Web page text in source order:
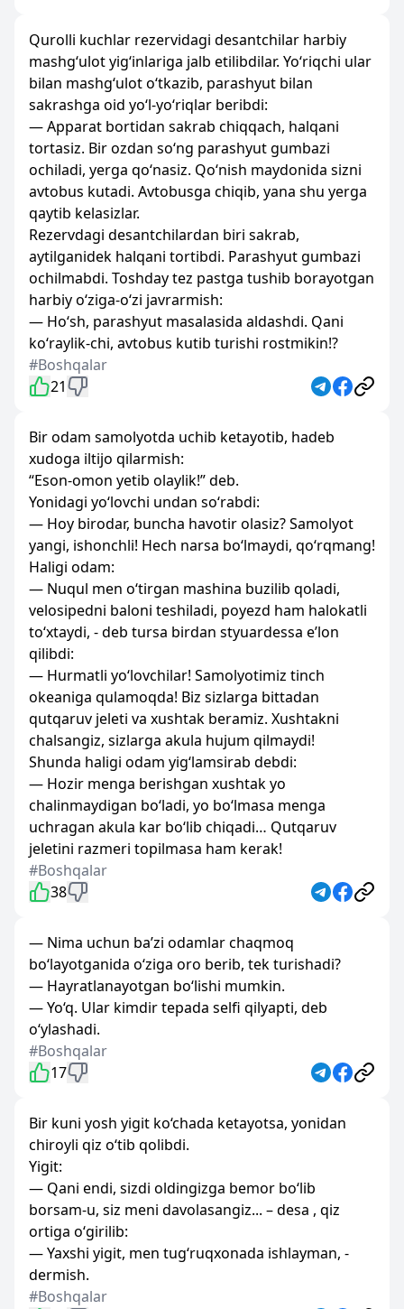
Qurolli kuchlar rezervidagi desantchilar harbiy
mashg‘ulot yig‘inlariga jalb etilibdilar. Yo‘riqchi ular
bilan mashg‘ulot o‘tkazib, parashyut bilan
sakrashga oid yo‘l-yo‘riqlar beribdi:
— Apparat bortidan sakrab chiqqach, halqani
tortasiz. Bir ozdan so‘ng parashyut gumbazi
ochiladi, yerga qo‘nasiz. Qo‘nish maydonida sizni
avtobus kutadi. Avtobusga chiqib, yana shu yerga
qaytib kelasizlar.
Rezervdagi desantchilardan biri sakrab,
aytilganidek halqani tortibdi. Parashyut gumbazi
ochilmabdi. Toshday tez pastga tushib borayotgan
harbiy o‘ziga-o‘zi javrarmish:
— Ho‘sh, parashyut masalasida aldashdi. Qani
ko‘raylik-chi, avtobus kutib turishi rostmikin!?
#Boshqalar
21
Bir odam samolyotda uchib ketayotib, hadeb
xudoga iltijo qilarmish:
“Eson-omon yetib olaylik!” deb.
Yonidagi yo‘lovchi undan so‘rabdi:
— Hoy birodar, buncha havotir olasiz? Samolyot
yangi, ishonchli! Hech narsa bo‘lmaydi, qo‘rqmang!
Haligi odam:
— Nuqul men o‘tirgan mashina buzilib qoladi,
velosipedni baloni teshiladi, poyezd ham halokatli
to‘xtaydi, - deb tursa birdan styuardessa e’lon
qilibdi:
— Hurmatli yo‘lovchilar! Samolyotimiz tinch
okeaniga qulamoqda! Biz sizlarga bittadan
qutqaruv jeleti va xushtak beramiz. Xushtakni
chalsangiz, sizlarga akula hujum qilmaydi!
Shunda haligi odam yig‘lamsirab debdi:
— Hozir menga berishgan xushtak yo
chalinmaydigan bo‘ladi, yo bo‘lmasa menga
uchragan akula kar bo‘lib chiqadi… Qutqaruv
jeletini razmeri topilmasa ham kerak!
#Boshqalar
38
— Nima uchun ba’zi odamlar chaqmoq
bo‘layotganida o‘ziga oro berib, tek turishadi?
— Hayratlanayotgan bo‘lishi mumkin.
— Yo‘q. Ular kimdir tepada selfi qilyapti, deb
o‘ylashadi.
#Boshqalar
17
Bir kuni yosh yigit ko‘chada ketayotsa, yonidan
chiroyli qiz o‘tib qolibdi.
Yigit:
— Qani endi, sizdi oldingizga bemor bo‘lib
borsam-u, siz meni davolasangiz... – desa , qiz
ortiga o‘girilib:
— Yaxshi yigit, men tug‘ruqxonada ishlayman, -
dermish.
#Boshqalar